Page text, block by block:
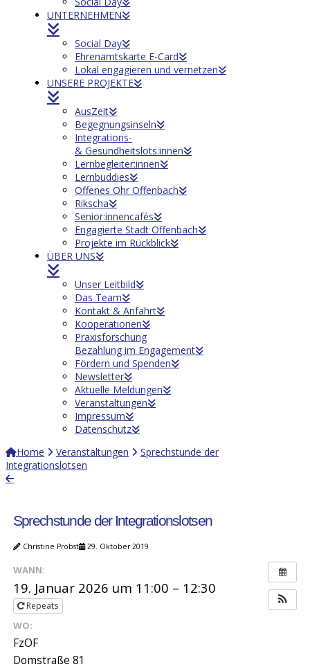
UNTERNEHMEN
Social Day
Ehrenamtskarte E-Card
Lokal engagieren und vernetzen
UNSERE PROJEKTE
AusZeit
Begegnungsinseln
Integrations-
& Gesundheitslots:innen
Lernbegleiter:innen
Lernbuddies
Offenes Ohr Offenbach
Rikscha
Senior:innencafés
Engagierte Stadt Offenbach
Projekte im Rückblick
ÜBER UNS
Unser Leitbild
Das Team
Kontakt & Anfahrt
Kooperationen
Praxisforschung
Bezahlung im Engagement
Fördern und Spenden
Newsletter
Aktuelle Meldungen
Veranstaltungen
Impressum
Datenschutz
Home
Veranstaltungen
Sprechstunde der
Integrationslotsen
Sprechstunde der Integrationslotsen
Christine Probst 29. Oktober 2019
WANN:
19. Januar 2026 um 11:00 – 12:30
Repeats
WO:
FzOF
Domstraße 81